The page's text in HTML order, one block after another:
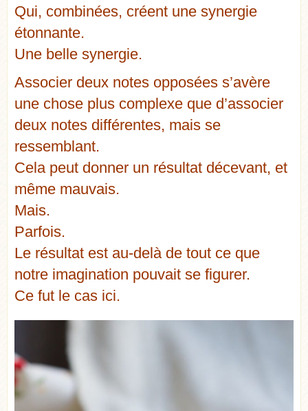
Qui, combinées, créent une synergie
étonnante.
Une belle synergie.
Associer deux notes opposées s’avère
une chose plus complexe que d’associer
deux notes différentes, mais se
ressemblant.
Cela peut donner un résultat décevant, et
même mauvais.
Mais.
Parfois.
Le résultat est au-delà de tout ce que
notre imagination pouvait se figurer.
Ce fut le cas ici.